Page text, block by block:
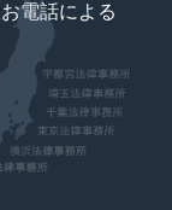
電話による